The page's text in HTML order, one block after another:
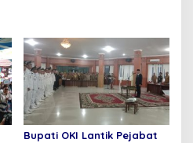
Bupati OKI Lantik Pejabat